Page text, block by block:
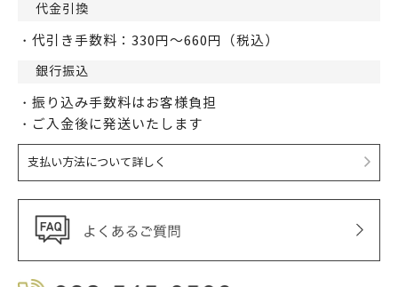
代金引換
・代引き手数料：330円～660円（税込）
銀行振込
・振り込み手数料はお客様負担
・ご入金後に発送いたします
支払い方法について詳しく